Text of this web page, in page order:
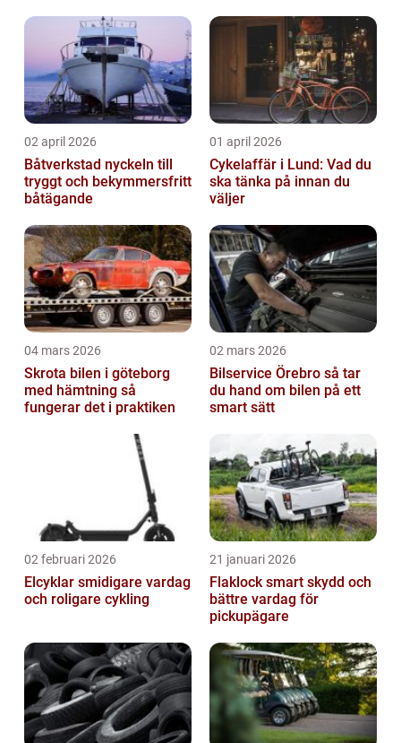
02 april 2026
Båtverkstad nyckeln till
tryggt och bekymmersfritt
båtägande
01 april 2026
Cykelaffär i Lund: Vad du
ska tänka på innan du
väljer
04 mars 2026
Skrota bilen i göteborg
med hämtning så
fungerar det i praktiken
02 mars 2026
Bilservice Örebro så tar
du hand om bilen på ett
smart sätt
02 februari 2026
Elcyklar smidigare vardag
och roligare cykling
21 januari 2026
Flaklock smart skydd och
bättre vardag för
pickupägare